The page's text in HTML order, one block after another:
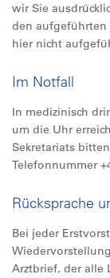
wir Sie
den aufgeführten
hier nicht
Im Notfall
In medizinisch
um die Uhr
Sekretariats
Telefonnummer
Rücksprache
Bei jeder
Arztbrief, der alle